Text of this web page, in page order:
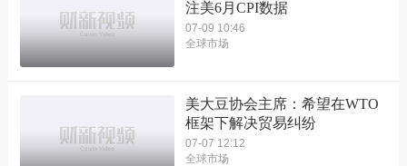
注美6月CPI数据
07-09 10:46
全球市场
美大豆协会主席：希望在WTO
框架下解决贸易纠纷
07-07 12:12
全球市场